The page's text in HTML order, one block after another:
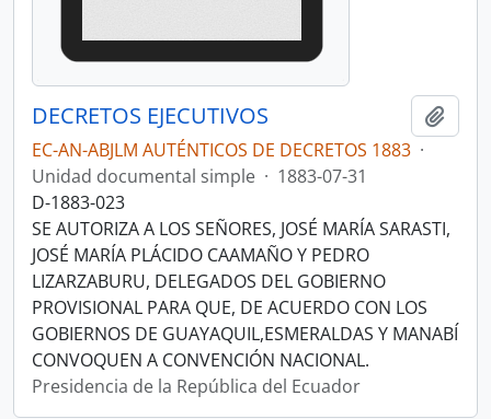
DECRETOS EJECUTIVOS
EC-AN-ABJLM AUTÉNTICOS DE DECRETOS 1883 ·
Unidad documental simple · 1883-07-31
D-1883-023
SE AUTORIZA A LOS SEÑORES, JOSÉ MARÍA SARASTI,
JOSÉ MARÍA PLÁCIDO CAAMAÑO Y PEDRO
LIZARZABURU, DELEGADOS DEL GOBIERNO
PROVISIONAL PARA QUE, DE ACUERDO CON LOS
GOBIERNOS DE GUAYAQUIL,ESMERALDAS Y MANABÍ
CONVOQUEN A CONVENCIÓN NACIONAL.
Presidencia de la República del Ecuador